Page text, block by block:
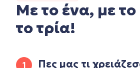
Με το ένα, με
το τρία!
1 Πες μας τι